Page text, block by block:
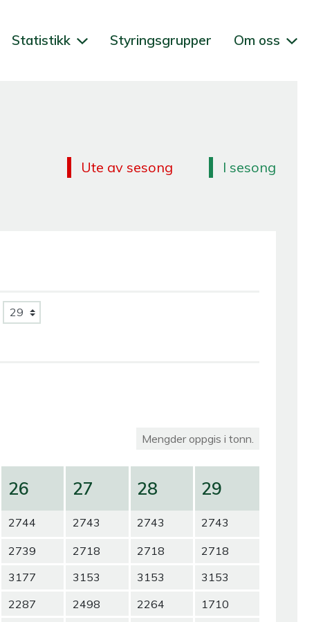
Statistikk Styringsgrupper Om oss
Ute av sesong I sesong
Mengder oppgis i tonn.
26
2744
2739
3177
2287
27
2743
2718
3153
2498
28
2743
2718
3153
2264
29
2743
2718
3153
1710